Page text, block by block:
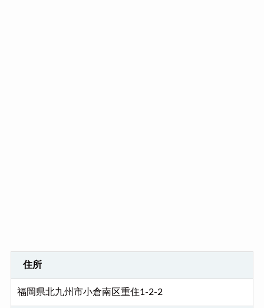
住所
福岡県北九州市小倉南区重住1-2-2